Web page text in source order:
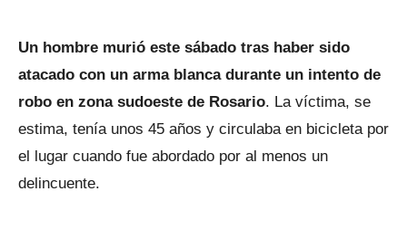
Un hombre murió este sábado tras haber sido
atacado con un arma blanca durante un intento de
robo en zona sudoeste de Rosario. La víctima, se
estima, tenía unos 45 años y circulaba en bicicleta por
el lugar cuando fue abordado por al menos un
delincuente.